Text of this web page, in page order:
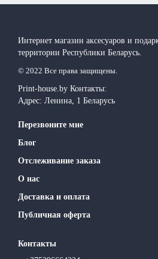
Интернет магазин аксесуаров и
территории Реcпублики Беларусь.
© 2022 Все права защищены.
Print-house.by Контакты:
Адрес: Ленина, 1 Беларусь
Перезвоните мне
Блог
Отслеживание заказа
О нас
Доставка и оплата
Публичная оферта
Контакты